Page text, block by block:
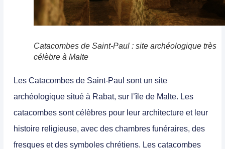
Catacombes de Saint-Paul : site archéologique très
célèbre à Malte
Les Catacombes de Saint-Paul sont un site
archéologique situé à Rabat, sur l’île de Malte. Les
catacombes sont célèbres pour leur architecture et leur
histoire religieuse, avec des chambres funéraires, des
fresques et des symboles chrétiens. Les catacombes